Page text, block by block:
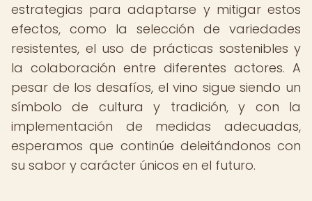
estrategias para adaptarse y mitigar estos
efectos, como la selección de variedades
resistentes, el uso de prácticas sostenibles y
la colaboración entre diferentes actores. A
pesar de los desafíos, el vino sigue siendo un
símbolo de cultura y tradición, y con la
implementación de medidas adecuadas,
esperamos que continúe deleitándonos con
su sabor y carácter únicos en el futuro.